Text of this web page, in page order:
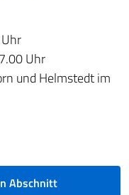
Uhr
und Helmstedt im
Abschnitt